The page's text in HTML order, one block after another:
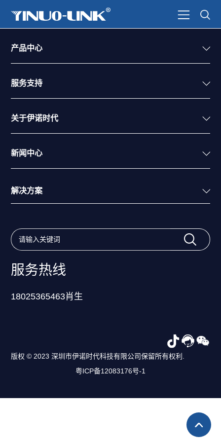
产品中心
服务支持
关于伊诺时代
新闻中心
解决方案
服务热线
18025365463肖生
版权 © 2023 深圳市伊诺时代科技有限公司保留所有权利.
粤ICP备12083176号-1